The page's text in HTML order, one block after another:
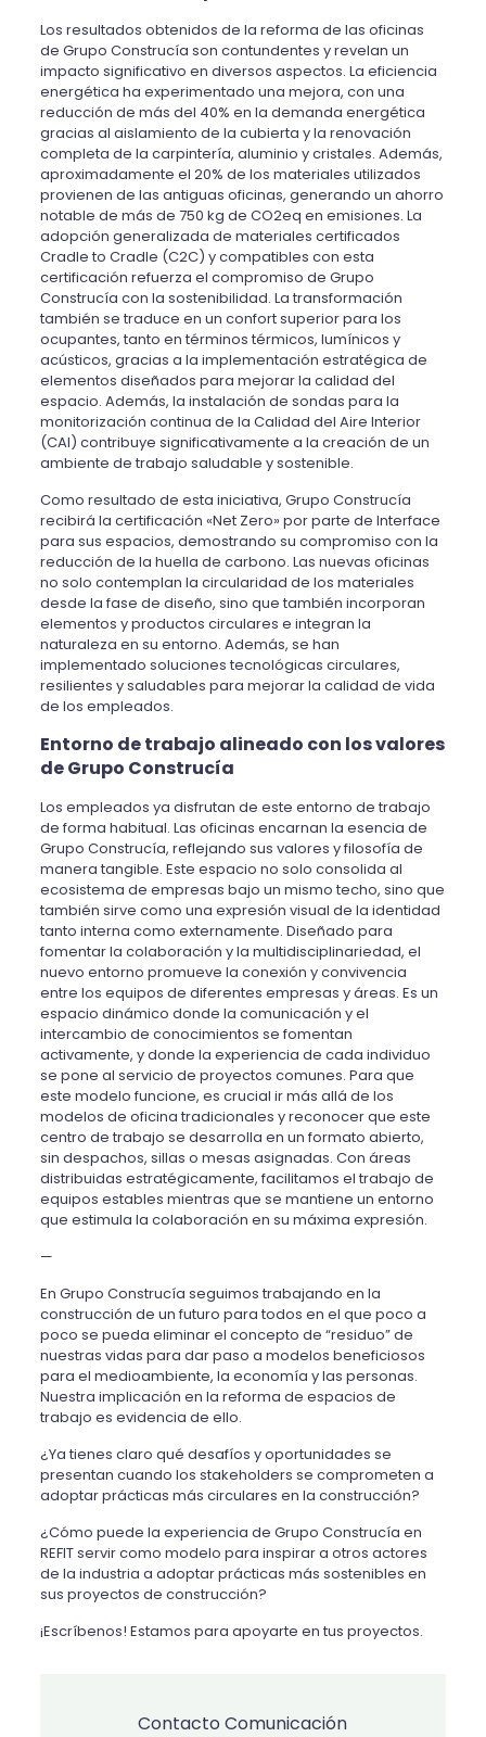
Los resultados obtenidos de la reforma de las oficinas
de Grupo Construcía son contundentes y revelan un
impacto significativo en diversos aspectos. La eficiencia
energética ha experimentado una mejora, con una
reducción de más del 40% en la demanda energética
gracias al aislamiento de la cubierta y la renovación
completa de la carpintería, aluminio y cristales. Además,
aproximadamente el 20% de los materiales utilizados
provienen de las antiguas oficinas, generando un ahorro
notable de más de 750 kg de CO2eq en emisiones. La
adopción generalizada de materiales certificados
Cradle to Cradle (C2C) y compatibles con esta
certificación refuerza el compromiso de Grupo
Construcía con la sostenibilidad. La transformación
también se traduce en un confort superior para los
ocupantes, tanto en términos térmicos, lumínicos y
acústicos, gracias a la implementación estratégica de
elementos diseñados para mejorar la calidad del
espacio. Además, la instalación de sondas para la
monitorización continua de la Calidad del Aire Interior
(CAI) contribuye significativamente a la creación de un
ambiente de trabajo saludable y sostenible.
Como resultado de esta iniciativa, Grupo Construcía
recibirá la certificación «Net Zero» por parte de Interface
para sus espacios, demostrando su compromiso con la
reducción de la huella de carbono. Las nuevas oficinas
no solo contemplan la circularidad de los materiales
desde la fase de diseño, sino que también incorporan
elementos y productos circulares e integran la
naturaleza en su entorno. Además, se han
implementado soluciones tecnológicas circulares,
resilientes y saludables para mejorar la calidad de vida
de los empleados.
Entorno de trabajo alineado con los valores
de Grupo Construcía
Los empleados ya disfrutan de este entorno de trabajo
de forma habitual. Las oficinas encarnan la esencia de
Grupo Construcía, reflejando sus valores y filosofía de
manera tangible. Este espacio no solo consolida al
ecosistema de empresas bajo un mismo techo, sino que
también sirve como una expresión visual de la identidad
tanto interna como externamente. Diseñado para
fomentar la colaboración y la multidisciplinariedad, el
nuevo entorno promueve la conexión y convivencia
entre los equipos de diferentes empresas y áreas. Es un
espacio dinámico donde la comunicación y el
intercambio de conocimientos se fomentan
activamente, y donde la experiencia de cada individuo
se pone al servicio de proyectos comunes. Para que
este modelo funcione, es crucial ir más allá de los
modelos de oficina tradicionales y reconocer que este
centro de trabajo se desarrolla en un formato abierto,
sin despachos, sillas o mesas asignadas. Con áreas
distribuidas estratégicamente, facilitamos el trabajo de
equipos estables mientras que se mantiene un entorno
que estimula la colaboración en su máxima expresión.
—
En Grupo Construcía seguimos trabajando en la
construcción de un futuro para todos en el que poco a
poco se pueda eliminar el concepto de “residuo” de
nuestras vidas para dar paso a modelos beneficiosos
para el medioambiente, la economía y las personas.
Nuestra implicación en la reforma de espacios de
trabajo es evidencia de ello.
¿Ya tienes claro qué desafíos y oportunidades se
presentan cuando los stakeholders se comprometen a
adoptar prácticas más circulares en la construcción?
¿Cómo puede la experiencia de Grupo Construcía en
REFIT servir como modelo para inspirar a otros actores
de la industria a adoptar prácticas más sostenibles en
sus proyectos de construcción?
¡Escríbenos! Estamos para apoyarte en tus proyectos.
Contacto Comunicación